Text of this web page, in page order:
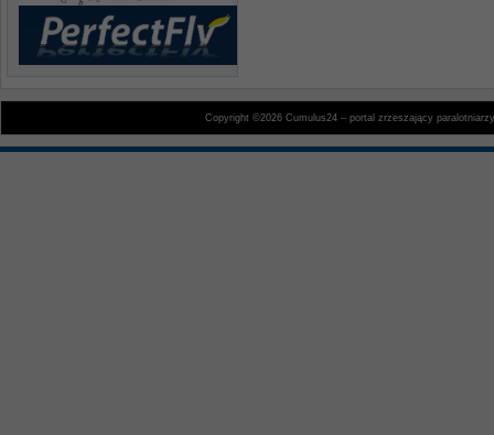
Copyright ©2026 Cumulus24 – portal zrzeszający